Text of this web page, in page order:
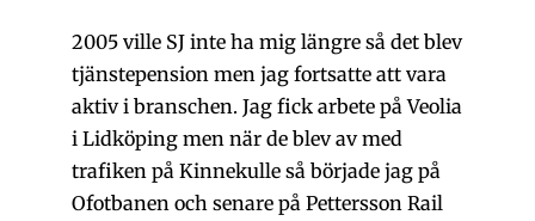
2005 ville SJ inte ha mig längre så det blev
tjänstepension men jag fortsatte att vara
aktiv i branschen. Jag fick arbete på Veolia
i Lidköping men när de blev av med
trafiken på Kinnekulle så började jag på
Ofotbanen och senare på Pettersson Rail